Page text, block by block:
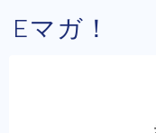
Eマガ！